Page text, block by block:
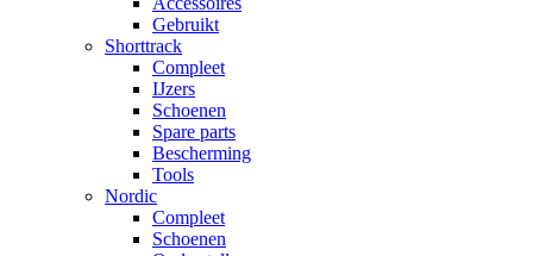
Gebruikt
Shorttrack
Compleet
IJzers
Schoenen
Spare parts
Bescherming
Tools
Nordic
Compleet
Schoenen